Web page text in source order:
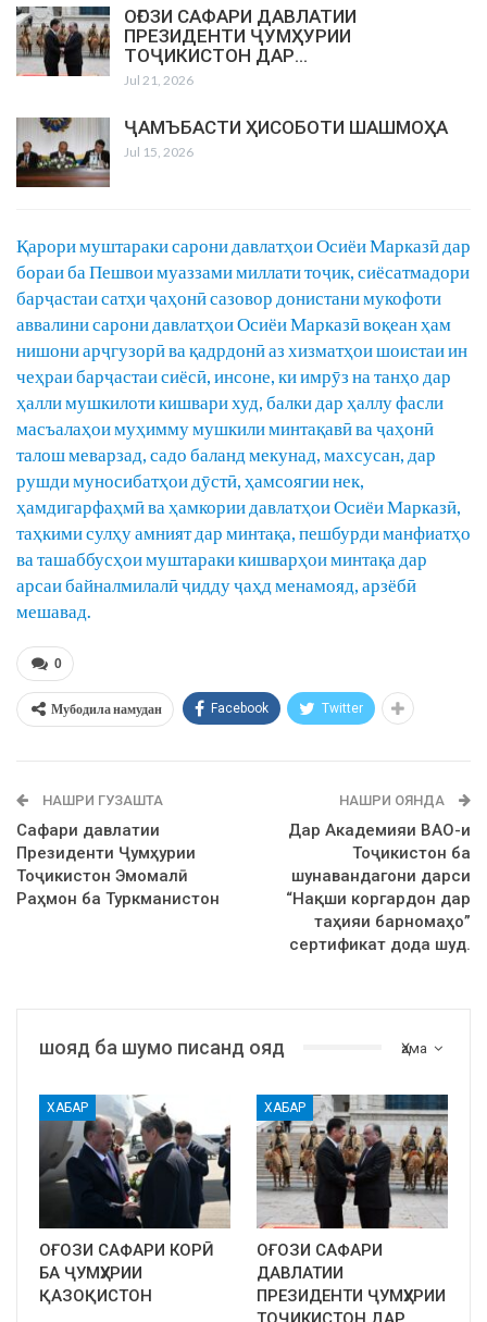
ОҒОЗИ САФАРИ ДАВЛАТИИ
ПРЕЗИДЕНТИ ҶУМҲУРИИ
ТОҶИКИСТОН ДАР…
Jul 21, 2026
ҶАМЪБАСТИ ҲИСОБОТИ ШАШМОҲА
Jul 15, 2026
Қарори муштараки сарони давлатҳои Осиёи Марказӣ дар
бораи ба Пешвои муаззами миллати тоҷик, сиёсатмадори
барҷастаи сатҳи ҷаҳонӣ сазовор донистани мукофоти
аввалини сарони давлатҳои Осиёи Марказӣ воқеан ҳам
нишони арҷгузорӣ ва қадрдонӣ аз хизматҳои шоистаи ин
чеҳраи барҷастаи сиёсӣ, инсоне, ки имрӯз на танҳо дар
ҳалли мушкилоти кишвари худ, балки дар ҳаллу фасли
масъалаҳои муҳимму мушкили минтақавӣ ва ҷаҳонӣ
талош меварзад, садо баланд мекунад, махсусан, дар
рушди муносибатҳои дӯстӣ, ҳамсоягии нек,
ҳамдигарфаҳмӣ ва ҳамкории давлатҳои Осиёи Марказӣ,
таҳкими сулҳу амният дар минтақа, пешбурди манфиатҳо
ва ташаббусҳои муштараки кишварҳои минтақа дар
арсаи байналмилалӣ ҷидду ҷаҳд менамояд, арзёбӣ
мешавад.
0
Мубодила намудан Facebook Twitter
НАШРИ ГУЗАШТА
Сафари давлатии
Президенти Ҷумҳурии
Тоҷикистон Эмомалӣ
Раҳмон ба Туркманистон
НАШРИ ОЯНДА
Дар Академияи ВАО-и
Тоҷикистон ба
шунавандагони дарси
“Нақши коргардон дар
таҳияи барномаҳо”
сертификат дода шуд.
Ҳама
шояд ба шумо писанд ояд
ХАБАР
ОҒОЗИ САФАРИ КОРӢ
БА ҶУМҲУРИИ
ҚАЗОҚИСТОН
ХАБАР
ОҒОЗИ САФАРИ
ДАВЛАТИИ
ПРЕЗИДЕНТИ ҶУМҲУРИИ